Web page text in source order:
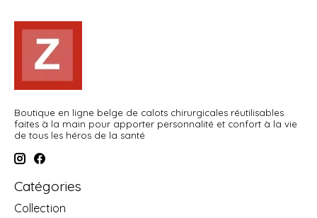
Boutique en ligne belge de calots chirurgicales réutilisables
faites à la main pour apporter personnalité et confort à la vie
de tous les héros de la santé
Catégories
Collection